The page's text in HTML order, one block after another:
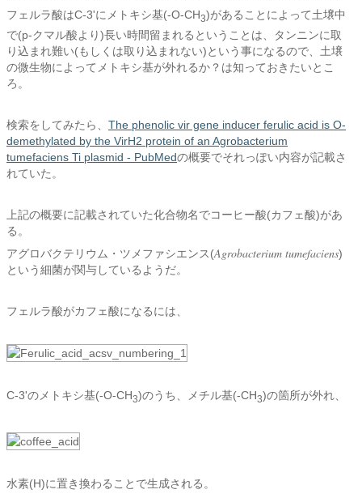
フェルラ酸はC-3'にメトキシ基(-O-CH3)があることによって土壌中
で(p-クマル酸より)長い時間留まれるということは、タンニンに取
り込まれ難い(もしくは取り込まれない)という事になるので、土壌
の微生物によってメトキシ基が外れるか？は知っておきたいとこ
ろ。
検索をしてみたら、 The phenolic vir gene inducer ferulic acid is O-
demethylated by the VirH2 protein of an Agrobacterium
tumefaciens Ti plasmid - PubMedの概要でそれっぽい内容が記載さ
れていた。
上記の概要に記載されていた化合物名でコーヒー酸(カフェ酸)があ
る。
アグロバクテリウム・ツメファシエンス(Agrobacterium tumefaciens)
という細菌が関与しているようだ。
フェルラ酸がカフェ酸になるには、
C-3'のメトキシ基(-O-CH3)のうち、メチル基(-CH3)の箇所が外れ、
水素(H)に置き換わることで生成される。